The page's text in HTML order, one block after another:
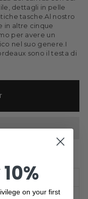
dettagli in pelle
tasche.Al nostro
in altre cinque
per avere un
nel suo genere.I
sono il testa di
TIMEon your first